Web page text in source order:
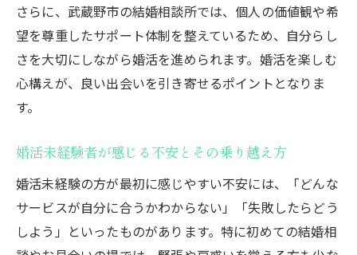
婚活未経験の心構えとポジティブな姿勢の
重要性
婚活未経験者が成功しやすい行動パターン
解説
体験
婚活未経験でも自分らしさを大切にできる
場所
さらに、武蔵野市の結婚相談所では、個人の価値観や希
望を尊重したサポート体制を整えているため、自分らし
さを大切にしながら婚活を進められます。婚活を楽しむ
心構えが、良い出会いを引き寄せるポイントとなりま
す。
婚活未経験者が感じる不安とその乗り越え方
婚活未経験の方が最初に感じやすい不安には、「どんな
サービスが自分に合うかわからない」「失敗したらどう
しよう」といったものがあります。特に初めての結婚相